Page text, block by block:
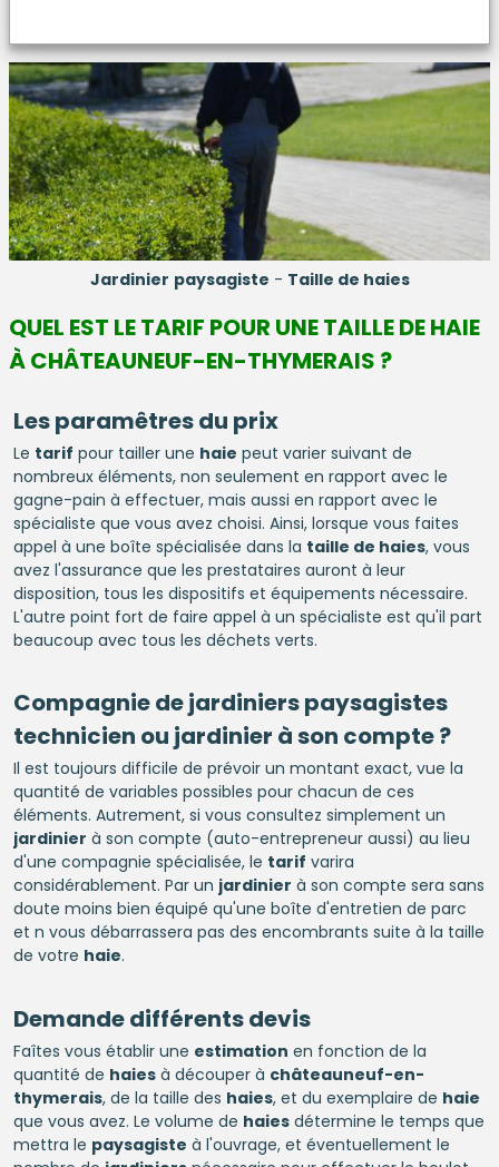
Jardinier paysagiste - Taille de haies
QUEL EST LE TARIF POUR UNE TAILLE DE HAIE
À CHÂTEAUNEUF-EN-THYMERAIS ?
Les paramêtres du prix
Le tarif pour tailler une haie peut varier suivant de
nombreux éléments, non seulement en rapport avec le
gagne-pain à effectuer, mais aussi en rapport avec le
spécialiste que vous avez choisi. Ainsi, lorsque vous faites
appel à une boîte spécialisée dans la taille de haies, vous
avez l'assurance que les prestataires auront à leur
disposition, tous les dispositifs et équipements nécessaire.
L'autre point fort de faire appel à un spécialiste est qu'il part
beaucoup avec tous les déchets verts.
Compagnie de jardiniers paysagistes
technicien ou jardinier à son compte ?
Il est toujours difficile de prévoir un montant exact, vue la
quantité de variables possibles pour chacun de ces
éléments. Autrement, si vous consultez simplement un
jardinier à son compte (auto-entrepreneur aussi) au lieu
d'une compagnie spécialisée, le tarif varira
considérablement. Par un jardinier à son compte sera sans
doute moins bien équipé qu'une boîte d'entretien de parc
et n vous débarrassera pas des encombrants suite à la taille
de votre haie.
Demande différents devis
Faîtes vous établir une estimation en fonction de la
quantité de haiesà découper à châteauneuf-en-
thymerais, de la taille des haies, et du exemplaire de haie
que vous avez. Le volume de haiesdétermine le temps que
mettra le paysagiste à l'ouvrage, et éventuellement le